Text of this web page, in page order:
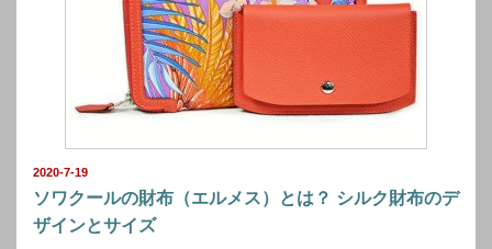
2020-7-19
ソワクールの財布（エルメス）とは？ シルク財布のデ
ザインとサイズ